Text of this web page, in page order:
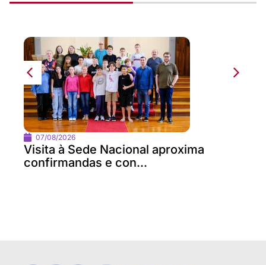
07/08/2026
Visita à Sede Nacional aproxima
confirmandas e con...